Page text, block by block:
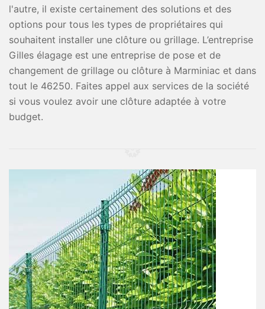
l'autre, il existe certainement des solutions et des
options pour tous les types de propriétaires qui
souhaitent installer une clôture ou grillage. L’entreprise
Gilles élagage est une entreprise de pose et de
changement de grillage ou clôture à Marminiac et dans
tout le 46250. Faites appel aux services de la société
si vous voulez avoir une clôture adaptée à votre
budget.